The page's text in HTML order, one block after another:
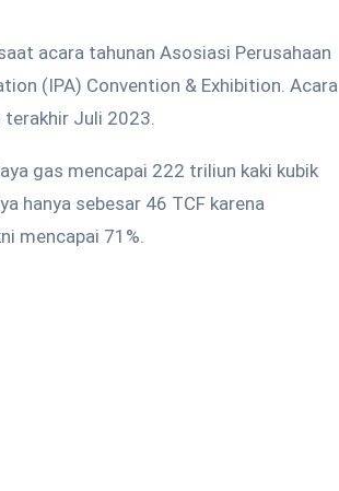
acara tahunan Asosiasi Perusahaan
(IPA) Convention & Exhibition. Acara
terakhir Juli 2023.
gas mencapai 222 triliun kaki kubik
hanya sebesar 46 TCF karena
mencapai 71%.